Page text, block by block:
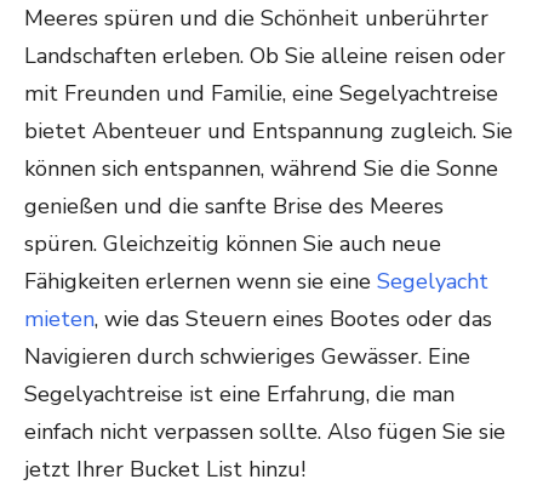
Meeres spüren und die Schönheit unberührter
Landschaften erleben. Ob Sie alleine reisen oder
mit Freunden und Familie, eine Segelyachtreise
bietet Abenteuer und Entspannung zugleich. Sie
können sich entspannen, während Sie die Sonne
genießen und die sanfte Brise des Meeres
spüren. Gleichzeitig können Sie auch neue
Fähigkeiten erlernen wenn sie eine Segelyacht
mieten, wie das Steuern eines Bootes oder das
Navigieren durch schwieriges Gewässer. Eine
Segelyachtreise ist eine Erfahrung, die man
einfach nicht verpassen sollte. Also fügen Sie sie
jetzt Ihrer Bucket List hinzu!